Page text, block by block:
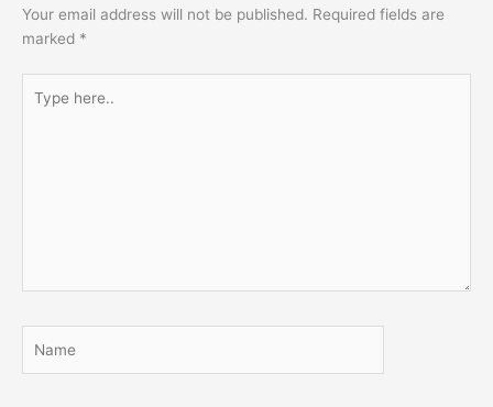
Your email address will not be published. Required fields are
marked *
here..